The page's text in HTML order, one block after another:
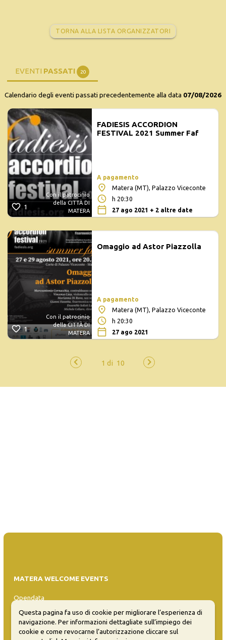
TORNA ALLA LISTA ORGANIZZATORI
EVENTI PASSATI 20
Calendario degli eventi passati precedentemente alla data 07/08/2026
1
Con il patrocinio
della CITTÀ DI
MATERA
FADIESIS ACCORDION
FESTIVAL 2021 Summer Faf
A pagamento
Matera (MT), Palazzo Viceconte
h 20:30
27 ago 2021 + 2 altre date
1
Con il patrocinio
della CITTÀ DI
MATERA
Omaggio ad Astor Piazzolla
A pagamento
Matera (MT), Palazzo Viceconte
h 20:30
27 ago 2021
MATERA WELCOME EVENTS
Opendata
Sitemap
Questa pagina fa uso di cookie per migliorare l’esperienza di
navigazione. Per informazioni dettagliate sull’impiego dei
cookie e come revocarne l’autorizzazione cliccare sul